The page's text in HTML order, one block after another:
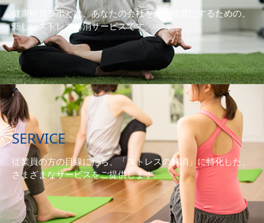
健康経営ラボとは、あなたの会社を健康経営にするための、
新しいストレス解消サービスです。
SERVICE
従業員の方の目線にたち、「ストレスの解消」に特化した、
さまざまなサービスをご提供します。